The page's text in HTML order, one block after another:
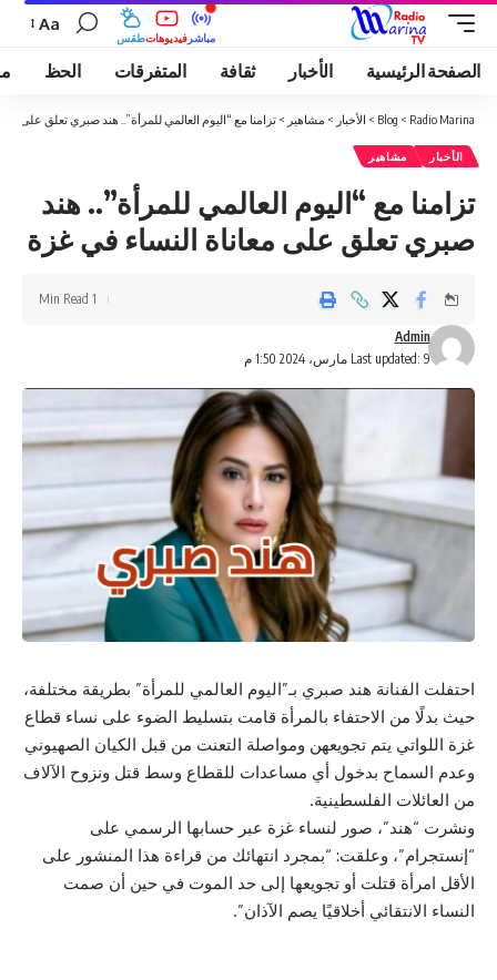
طقسفيديوهات مباشر
Aa
الصفحة الرئيسية الأخبار ثقافة المتفرقات الحظ
Radio Marina
>
Blog
> الأخبار > مشاهير > تزامنا مع “اليوم العالمي للمرأة”.. هند صبري تعلق على
الأخبار مشاهير
تزامنا مع “اليوم العالمي للمرأة”.. هند
صبري تعلق على معاناة النساء في غزة
Last updated: 9 مارس، 2024 1:50 م
Admin
1 Min Read
احتفلت الفنانة هند صبري بـ”اليوم العالمي للمرأة” بطريقة مختلفة،
حيث بدلًا من الاحتفاء بالمرأة قامت بتسليط الضوء على نساء قطاع
غزة اللواتي يتم تجويعهن ومواصلة التعنت من قبل الكيان الصهيوني
وعدم السماح بدخول أي مساعدات للقطاع وسط قتل ونزوح الآلاف
من العائلات الفلسطينية.
ونشرت “هند”، صور لنساء غزة عبر حسابها الرسمي على
“إنستجرام”، وعلقت: “بمجرد انتهائك من قراءة هذا المنشور على
الأقل امرأة قتلت أو تجويعها إلى حد الموت في حين أن صمت
النساء الانتقائي أخلاقيًا يصم الآذان”.